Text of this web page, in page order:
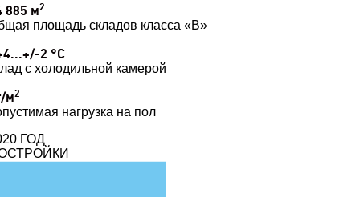
885 м2
площадь складов класса «В»
2 °C
с холодильной камерой
м2
нагрузка на пол
ГОД